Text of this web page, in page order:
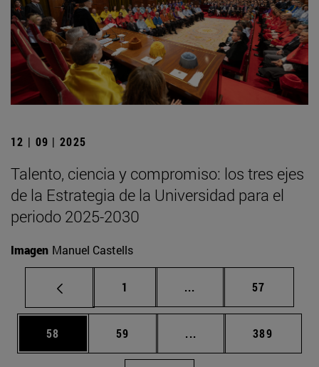
12 | 09 | 2025
Talento, ciencia y compromiso: los tres ejes
de la Estrategia de la Universidad para el
periodo 2025-2030
Imagen Manuel Castells
Página
1 ... Páginas intermedias
Página
57
Página
58 Página
59 ... Páginas intermedias
Página
389